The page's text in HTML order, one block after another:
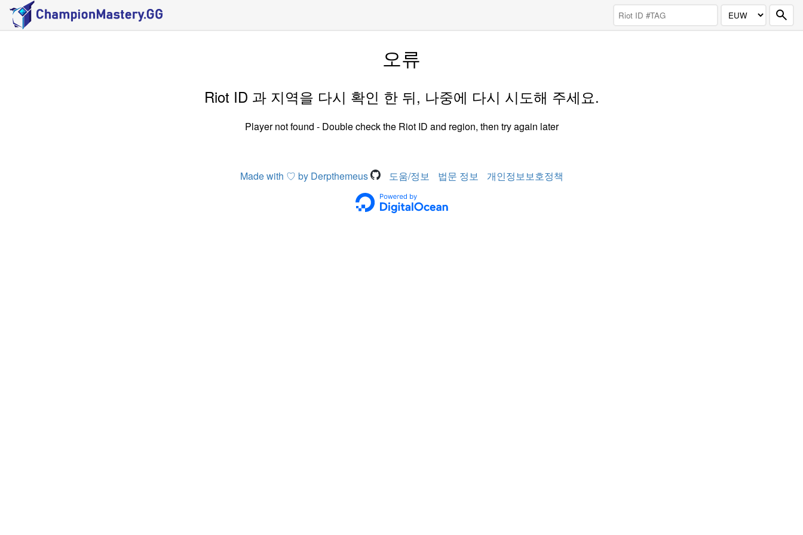
오류
Riot ID 과 지역을 다시 확인 한 뒤, 나중에 다시 시도해 주세요.
Player not found - Double check the Riot ID and region, then try again later
Made with ♡ by Derpthemeus 도움/정보 법문 정보 개인정보보호정책